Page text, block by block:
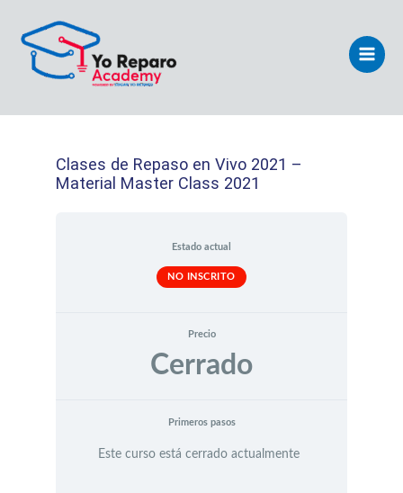
contenido
Menu
Clases de Repaso en Vivo 2021 –
Material Master Class 2021
Estado actual
NO INSCRITO
Precio
Cerrado
Primeros pasos
Este curso está cerrado actualmente